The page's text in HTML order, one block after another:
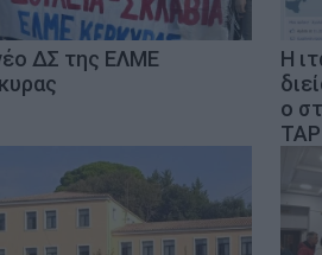
ΔΣ της ΕΛΜΕ
Η
ο
TAP